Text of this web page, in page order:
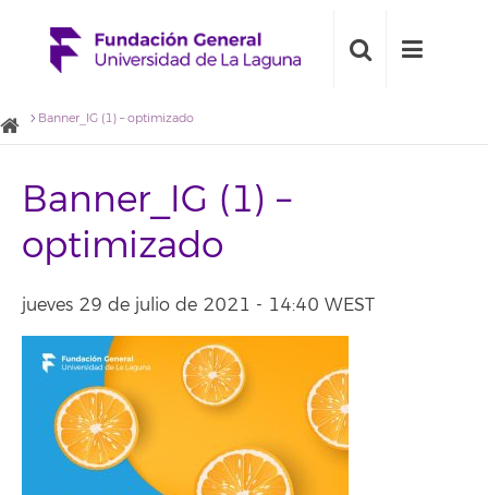
Banner_IG (1) – optimizado
Banner_IG (1) –
optimizado
jueves 29 de julio de 2021 - 14:40 WEST